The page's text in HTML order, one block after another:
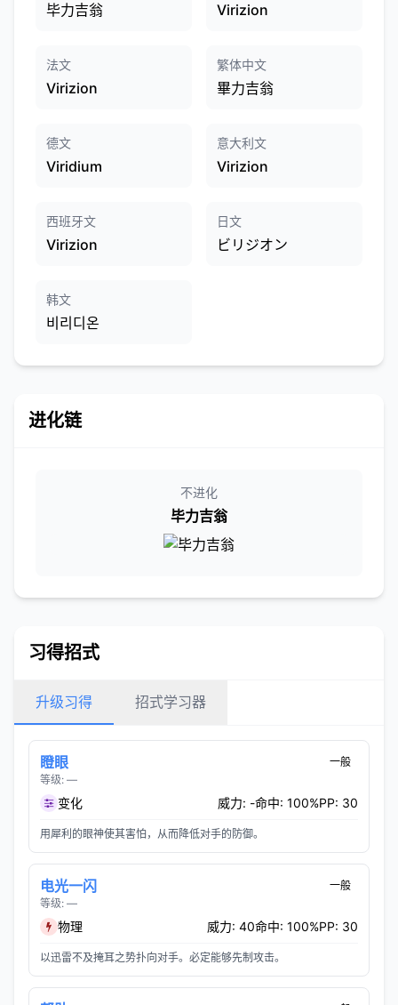
毕力吉翁 Virizion
法文
Virizion
繁体中文
畢力吉翁
德文
Viridium
意大利文
Virizion
西班牙文
Virizion
日文
ビリジオン
韩文
비리디온
进化链
不进化
毕力吉翁
习得招式
升级习得 招式学习器
瞪眼
等级: —
一般
变化 威力: -命中: 100%PP: 30
用犀利的眼神使其害怕，从而降低对手的防御。
电光一闪
等级: —
一般
物理 威力: 40命中: 100%PP: 30
以迅雷不及掩耳之势扑向对手。必定能够先制攻击。